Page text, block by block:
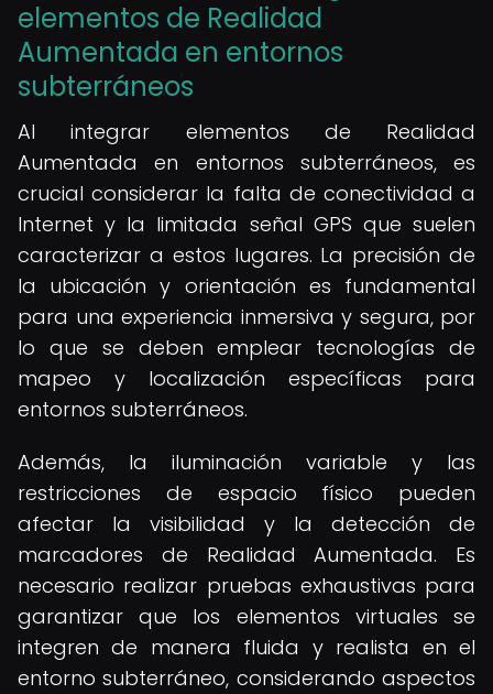
elementos de Realidad
Aumentada en entornos
subterráneos
Al integrar elementos de Realidad
Aumentada en entornos subterráneos, es
crucial considerar la falta de conectividad a
Internet y la limitada señal GPS que suelen
caracterizar a estos lugares. La precisión de
la ubicación y orientación es fundamental
para una experiencia inmersiva y segura, por
lo que se deben emplear tecnologías de
mapeo y localización específicas para
entornos subterráneos.
Además, la iluminación variable y las
restricciones de espacio físico pueden
afectar la visibilidad y la detección de
marcadores de Realidad Aumentada. Es
necesario realizar pruebas exhaustivas para
garantizar que los elementos virtuales se
integren de manera fluida y realista en el
entorno subterráneo, considerando aspectos